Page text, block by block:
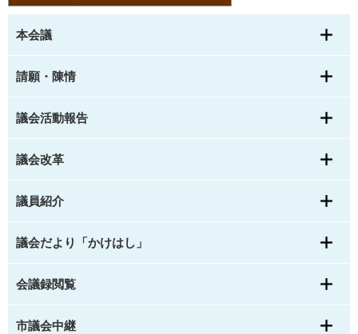
本会議
請願・陳情
議会活動報告
議会改革
議員紹介
議会だより「かけはし」
会議録閲覧
市議会中継